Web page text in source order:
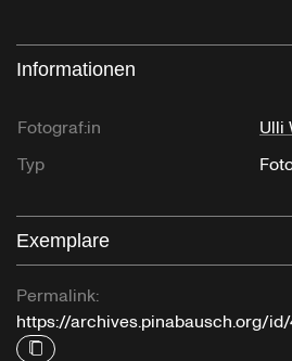
Informationen
Fotograf:in
Ulli
Typ
Exemplare
Permalink:
https://archives.pinabausch.org/id/